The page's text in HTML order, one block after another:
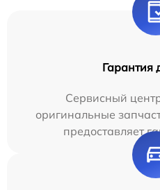
Гарантия
Сервисный
оригинальные
предоставляет